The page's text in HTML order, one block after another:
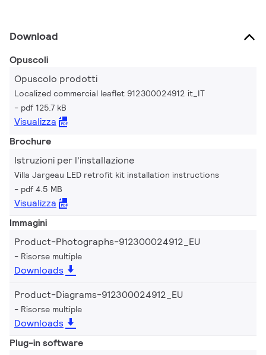
Download
Opuscoli
Opuscolo prodotti
Localized commercial leaflet 912300024912 it_IT
pdf 125.7 kB
Visualizza
Brochure
Istruzioni per l'installazione
Villa Jargeau LED retrofit kit installation instructions
pdf 4.5 MB
Visualizza
Immagini
Product-Photographs-912300024912_EU
Risorse multiple
Downloads
Product-Diagrams-912300024912_EU
Risorse multiple
Downloads
Plug-in software